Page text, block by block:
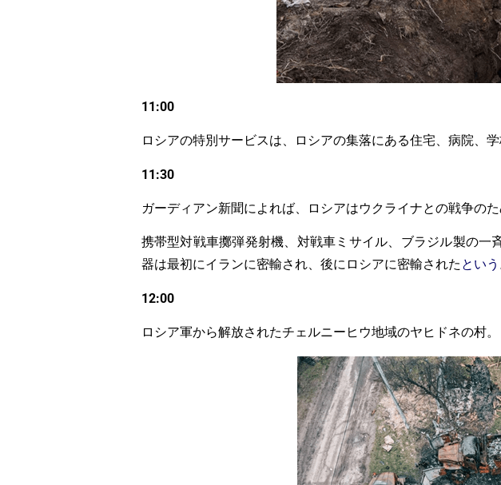
11:00
ロシアの特別サービスは、ロシアの集落にある住宅、病院、
11:30
ガーディアン新聞によれば、ロシアはウクライナとの戦争の
携帯型対戦車擲弾発射機、対戦車ミサイル、ブラジル製の
器は最初にイランに密輸され、後にロシアに密輸された という
12:00
ロシア軍から解放されたチェルニーヒウ地域のヤヒドネの村。